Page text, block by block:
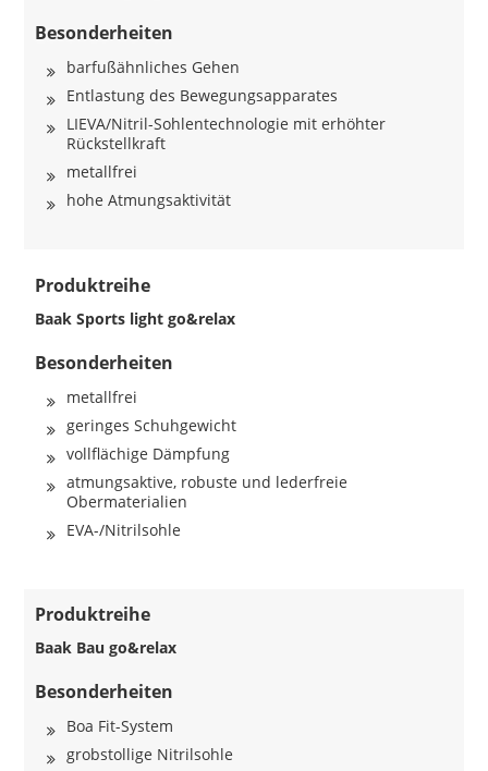
Besonderheiten
barfußähnliches Gehen
Entlastung des Bewegungsapparates
LIEVA/Nitril-Sohlentechnologie mit erhöhter
Rückstellkraft
metallfrei
hohe Atmungsaktivität
Produktreihe
Baak Sports light go&relax
Besonderheiten
metallfrei
geringes Schuhgewicht
vollflächige Dämpfung
atmungsaktive, robuste und lederfreie
Obermaterialien
EVA-/Nitrilsohle
Produktreihe
Baak Bau go&relax
Besonderheiten
Boa Fit-System
grobstollige Nitrilsohle